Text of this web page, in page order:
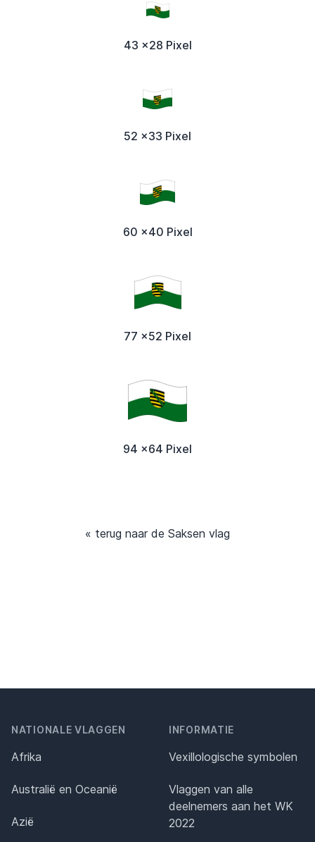
43 x28 Pixel
52 x33 Pixel
60 x40 Pixel
77 x52 Pixel
94 x64 Pixel
« terug naar de Saksen vlag
NATIONALE VLAGGEN
Afrika
Australië en Oceanië
Azië
INFORMATIE
Vexillologische symbolen
Vlaggen van alle
deelnemers aan het WK
2022